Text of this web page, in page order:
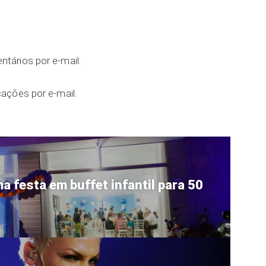
por e-mail.
por e-mail.
festa em buffet infantil para 50